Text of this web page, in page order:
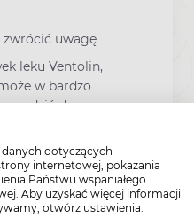
danych dotyczących
internetowej, pokazania
Państwu wspaniałego
Aby uzyskać więcej informacji
otwórz ustawienia.
zwrócić uwagę
leku Ventolin,
w bardzo
do
kwasicą
na pewne
leku Ventolin,
zmniejszyć ryzyko